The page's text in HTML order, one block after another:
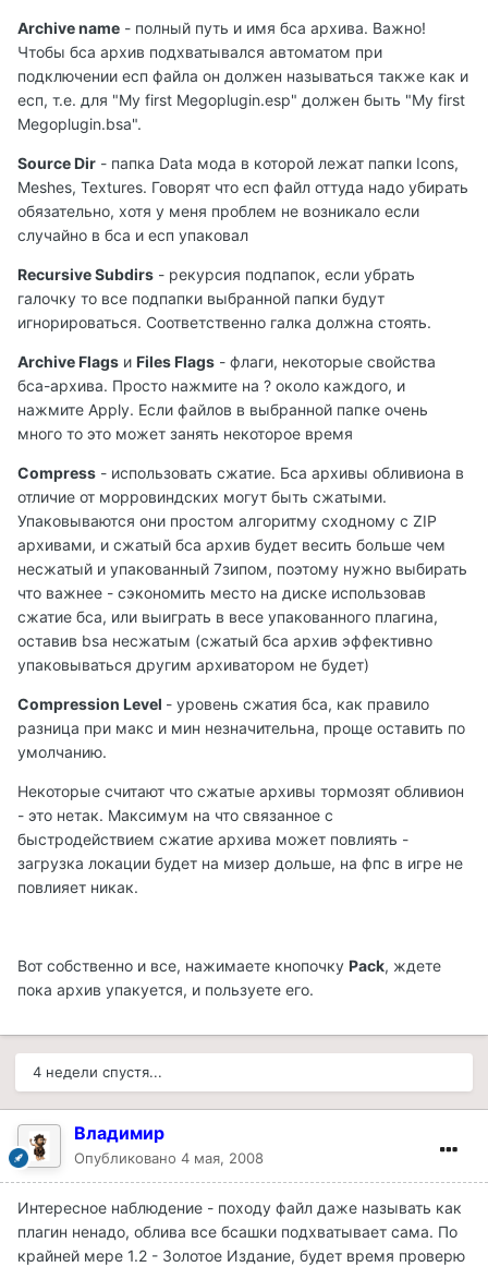
Archive name - полный путь и имя бса архива. Важно!
Чтобы бса архив подхватывался автоматом при
подключении есп файла он должен называться также как и
есп, т.е. для "My first Megoplugin.esp" должен быть "My first
Megoplugin.bsa".
Source Dir - папка Data мода в которой лежат папки Icons,
Meshes, Textures. Говорят что есп файл оттуда надо убирать
обязательно, хотя у меня проблем не возникало если
случайно в бса и есп упаковал
Recursive Subdirs - рекурсия подпапок, если убрать
галочку то все подпапки выбранной папки будут
игнорироваться. Соответственно галка должна стоять.
Archive Flags и Files Flags - флаги, некоторые свойства
бса-архива. Просто нажмите на ? около каждого, и
нажмите Apply. Если файлов в выбранной папке очень
много то это может занять некоторое время
Compress - использовать сжатие. Бса архивы обливиона в
отличие от морровиндских могут быть сжатыми.
Упаковываются они простом алгоритму сходному с ZIP
архивами, и сжатый бса архив будет весить больше чем
несжатый и упакованный 7зипом, поэтому нужно выбирать
что важнее - сэкономить место на диске использовав
сжатие бса, или выиграть в весе упакованного плагина,
оставив bsa несжатым (сжатый бса архив эффективно
упаковываться другим архиватором не будет)
Compression Level - уровень сжатия бса, как правило
разница при макс и мин незначительна, проще оставить по
умолчанию.
Некоторые считают что сжатые архивы тормозят обливион
- это нетак. Максимум на что связанное с
быстродействием сжатие архива может повлиять -
загрузка локации будет на мизер дольше, на фпс в игре не
повлияет никак.
Вот собственно и все, нажимаете кнопочку Pack, ждете
пока архив упакуется, и пользуете его.
4 недели спустя...
Владимир
Опубликовано 4 мая, 2008
Интересное наблюдение - походу файл даже называть как
плагин ненадо, облива все бсашки подхватывает сама. По
крайней мере 1.2 - Золотое Издание, будет время проверю